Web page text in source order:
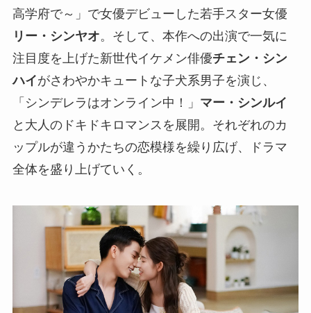
高学府で～」で女優デビューした若手スター女優
リー・シンヤオ。そして、本作への出演で一気に
注目度を上げた新世代イケメン俳優チェン・シン
ハイがさわやかキュートな子犬系男子を演じ、
「シンデレラはオンライン中！」 マー・シンルイ
と大人のドキドキロマンスを展開。それぞれのカ
ップルが違うかたちの恋模様を繰り広げ、ドラマ
全体を盛り上げていく。